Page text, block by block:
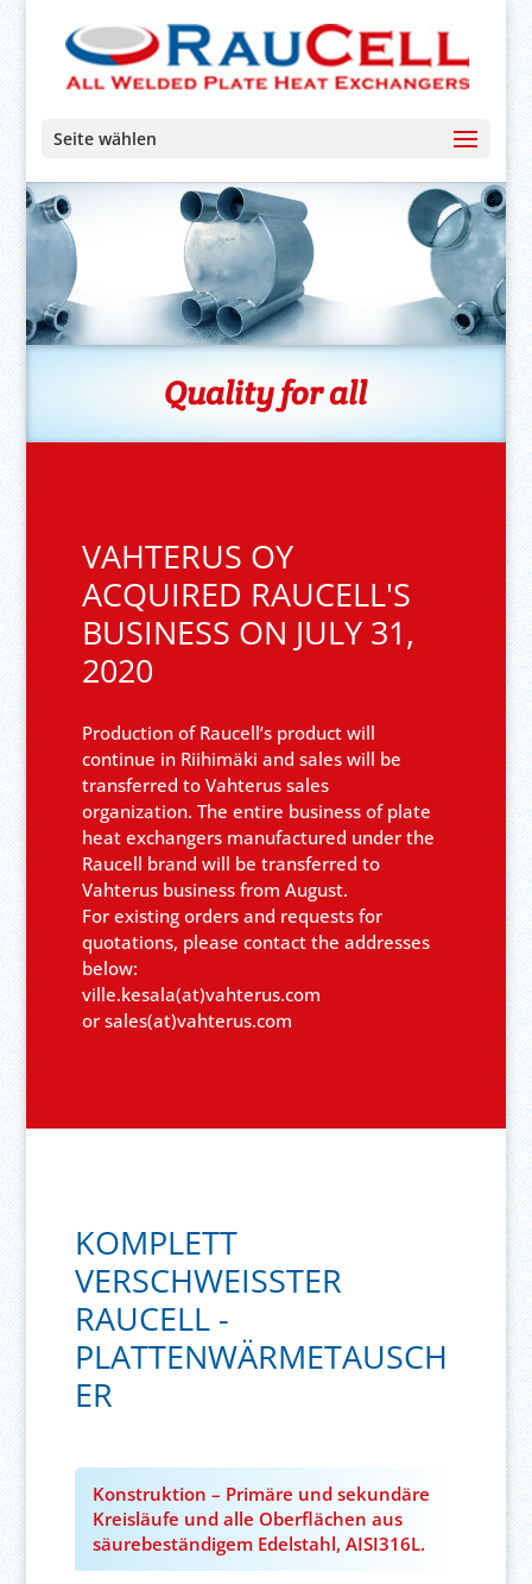
Seite wählen
Quality for all
VAHTERUS OY
ACQUIRED RAUCELL'S
BUSINESS ON JULY 31,
2020
Production of Raucell’s product will
continue in Riihimäki and sales will be
transferred to Vahterus sales
organization. The entire business of plate
heat exchangers manufactured under the
Raucell brand will be transferred to
Vahterus business from August.
For existing orders and requests for
quotations, please contact the addresses
below:
ville.kesala(at)vahterus.com
or sales(at)vahterus.com
KOMPLETT
VERSCHWEISSTER
RAUCELL -
PLATTENWÄRMETAUSCH
ER
Konstruktion – Primäre und sekundäre
Kreisläufe und alle Oberflächen aus
säurebeständigem Edelstahl, AISI316L.